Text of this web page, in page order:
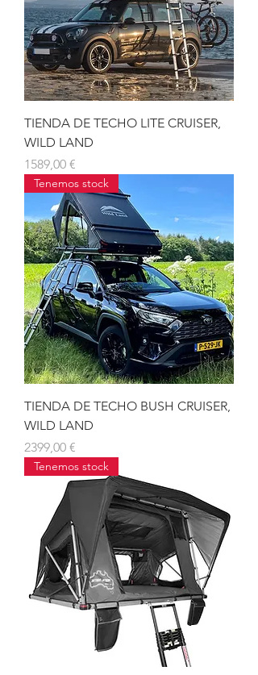
TIENDA DE TECHO LITE CRUISER,
WILD LAND
Precio
1589,00 €
Tenemos stock
TIENDA DE TECHO BUSH CRUISER,
WILD LAND
Precio
2399,00 €
Tenemos stock